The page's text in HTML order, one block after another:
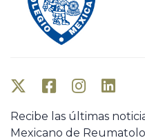
Recibe las últimas
Mexicano de